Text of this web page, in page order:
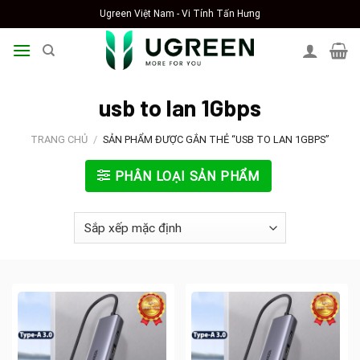
to
content
Ugreen Việt Nam - Vi Tính Tấn Hưng
usb to lan 1Gbps
TRANG CHỦ / SẢN PHẨM ĐƯỢC GẮN THẺ “USB TO LAN 1GBPS”
PHÂN LOẠI SẢN PHẨM